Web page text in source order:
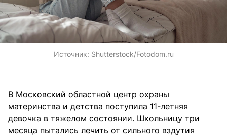
Источник: Shutterstock/Fotodom.ru
В Московский областной центр охраны
материнства и детства поступила 11-летняя
девочка в тяжелом состоянии. Школьницу три
месяца пытались лечить от сильного вздутия